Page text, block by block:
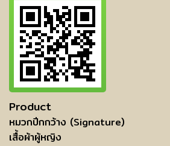
Product
หมวกปีกกว้าง (Signature)
เสื้อผ้าผู้หญิง